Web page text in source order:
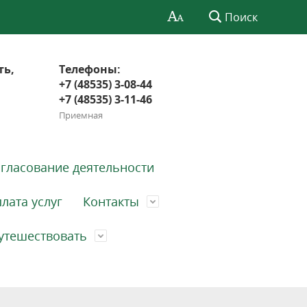
Поиск
Телефоны:
+7 (48535) 3-08-44
+7 (48535) 3-11-46
Приемная
деятельности
услуг Контакты